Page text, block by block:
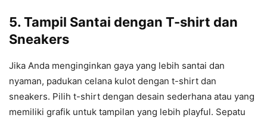
5. Tampil Santai dengan T-shirt dan
Sneakers
Jika Anda menginginkan gaya yang lebih santai dan
nyaman, padukan celana kulot dengan t-shirt dan
sneakers. Pilih t-shirt dengan desain sederhana atau yang
memiliki grafik untuk tampilan yang lebih playful. Sepatu